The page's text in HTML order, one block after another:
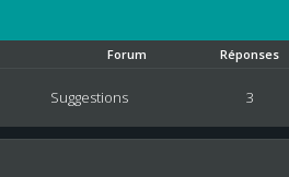
Forum Réponses
Suggestions 3